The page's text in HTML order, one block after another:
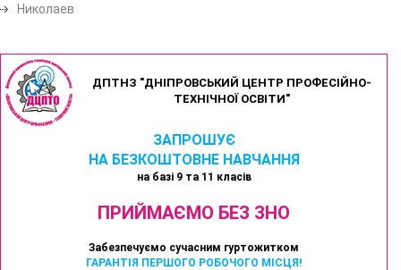
Николаев
ДПТНЗ "ДНІПРОВСЬКИЙ ЦЕНТР ПРОФЕСІЙНО-
ТЕХНІЧНОЇ ОСВІТИ"
ЗАПРОШУЄ
НА БЕЗКОШТОВНЕ НАВЧАННЯ
на базі 9 та 11 класів
ПРИЙМАЄМО БЕЗ ЗНО
Забезпечуємо сучасним гуртожитком
ГАРАНТІЯ ПЕРШОГО РОБОЧОГО МІСЦЯ!